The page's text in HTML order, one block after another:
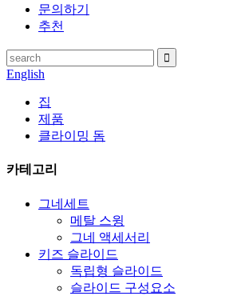
문의하기
추천
English
집
제품
클라이밍 돔
카테고리
그네세트
메탈 스윙
그네 액세서리
키즈 슬라이드
독립형 슬라이드
슬라이드 구성요소